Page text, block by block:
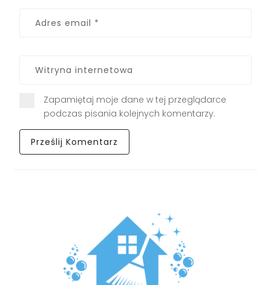
Zapamiętaj moje dane w tej przeglądarce
podczas pisania kolejnych komentarzy.